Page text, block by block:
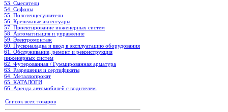
53. Смесители
54. Сифоны
55. Полотенцесушители
56. Крепежные аксессуары
57. Проектирование инженерных систем
58. Автоматизация и управление
59. Электромонтаж
60. Пусконаладка и ввод в эксплуатацию оборудования
61. Обслуживание, ремонт и реконструкция
инженерных систем
62. Футерованная / Гуммированная арматура
63. Разрешения и сертификаты
64. Металлопрокат
65. КАТАЛОГИ
66. Аренда автомобилей с водителем.
Список всех товаров